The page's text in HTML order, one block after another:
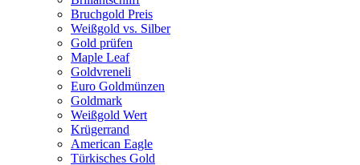
Bruchgold Preis
Weißgold vs. Silber
Gold prüfen
Maple Leaf
Goldvreneli
Euro Goldmünzen
Goldmark
Weißgold Wert
Krügerrand
American Eagle
Türkisches Gold